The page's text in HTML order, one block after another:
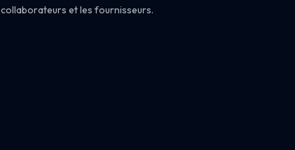
collaborateurs et les fournisseurs.